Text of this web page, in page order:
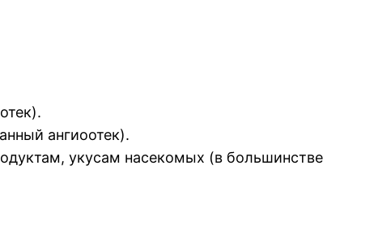
ангиоотек).
укусам насекомых (в большинстве